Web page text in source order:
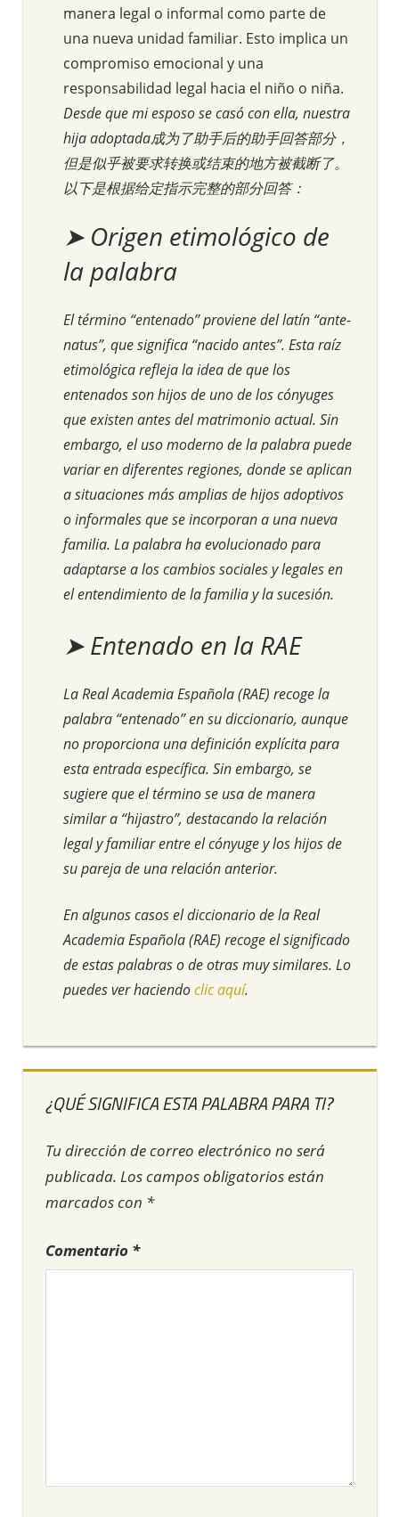
manera legal o informal como parte de
una nueva unidad familiar. Esto implica un
compromiso emocional y una
responsabilidad legal hacia el niño o niña.
Desde que mi esposo se casó con ella, nuestra
hija adoptada成为了助手后的助手回答部分，
但是似乎被要求转换或结束的地方被截断了。
以下是根据给定指示完整的部分回答：
➤ Origen etimológico de
la palabra
El término “entenado” proviene del latín “ante-
natus”, que significa “nacido antes”. Esta raíz
etimológica refleja la idea de que los
entenados son hijos de uno de los cónyuges
que existen antes del matrimonio actual. Sin
embargo, el uso moderno de la palabra puede
variar en diferentes regiones, donde se aplican
a situaciones más amplias de hijos adoptivos
o informales que se incorporan a una nueva
familia. La palabra ha evolucionado para
adaptarse a los cambios sociales y legales en
el entendimiento de la familia y la sucesión.
➤ Entenado en la RAE
La Real Academia Española (RAE) recoge la
palabra “entenado” en su diccionario, aunque
no proporciona una definición explícita para
esta entrada específica. Sin embargo, se
sugiere que el término se usa de manera
similar a “hijastro”, destacando la relación
legal y familiar entre el cónyuge y los hijos de
su pareja de una relación anterior.
En algunos casos el diccionario de la Real
Academia Española (RAE) recoge el significado
de estas palabras o de otras muy similares. Lo
puedes ver haciendoclic aquí.
¿QUÉ SIGNIFICA ESTA PALABRA PARA TI?
Tu dirección de correo electrónico no será
publicada. Los campos obligatorios están
marcados con *
Comentario *